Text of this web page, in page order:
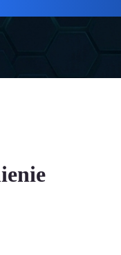
z ZEA do
między ZEA a